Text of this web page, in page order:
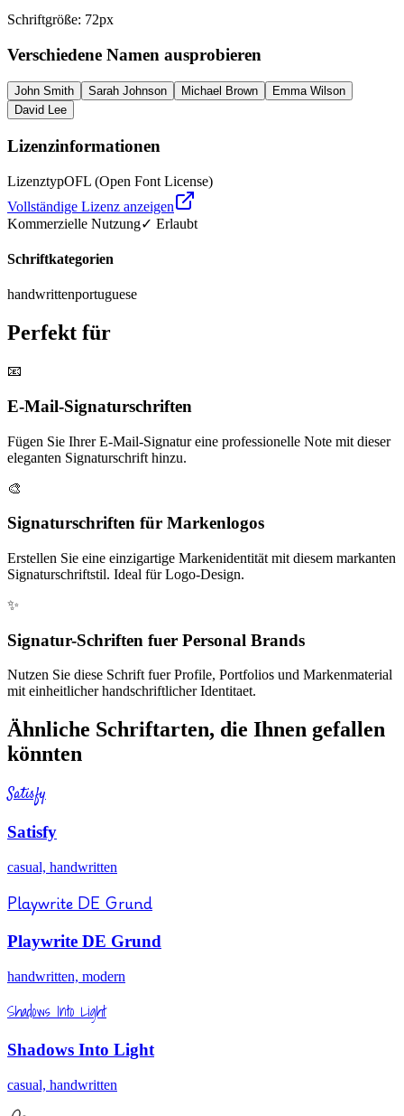
Schriftgröße: 72px
Verschiedene Namen ausprobieren
John Smith Sarah Johnson Michael Brown
Emma Wilson
David Lee
Lizenzinformationen
LizenztypOFL (Open Font License)
Vollständige Lizenz anzeigen
Kommerzielle Nutzung✓ Erlaubt
Schriftkategorien
handwrittenportuguese
Perfekt für
📧
E-Mail-Signaturschriften
Fügen Sie Ihrer E-Mail-Signatur eine professionelle Note mit dieser
eleganten Signaturschrift hinzu.
🎨
Signaturschriften für Markenlogos
Erstellen Sie eine einzigartige Markenidentität mit diesem markanten
Signaturschriftstil. Ideal für Logo-Design.
✨
Signatur-Schriften fuer Personal Brands
Nutzen Sie diese Schrift fuer Profile, Portfolios und Markenmaterial
mit einheitlicher handschriftlicher Identitaet.
Ähnliche Schriftarten, die Ihnen gefallen
könnten
Satisfy
Satisfy
casual, handwritten
Playwrite DE Grund
Playwrite DE Grund
handwritten, modern
Shadows Into Light
Shadows Into Light
casual, handwritten